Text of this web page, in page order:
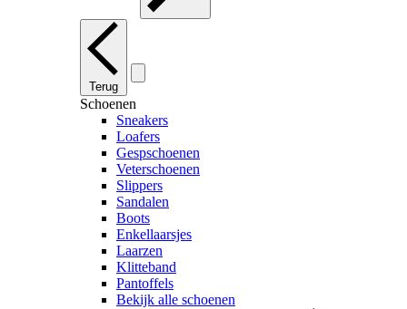
Terug
Schoenen
Sneakers
Loafers
Gespschoenen
Veterschoenen
Slippers
Sandalen
Boots
Enkellaarsjes
Laarzen
Klitteband
Pantoffels
Bekijk alle schoenen